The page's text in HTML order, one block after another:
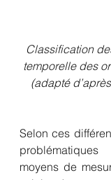
Classification
temporelle des
(adapté
Selon ces
moyens de